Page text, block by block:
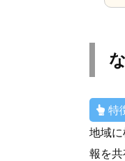
特
地域
報を